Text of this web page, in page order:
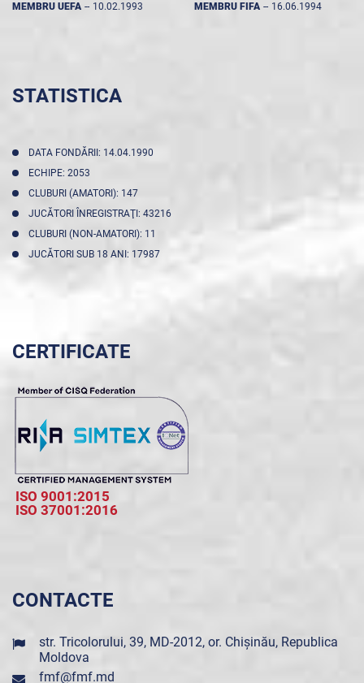
MEMBRU UEFA -- 10.02.1993 MEMBRU FIFA -- 16.06.1994
STATISTICA
DATA FONDĂRII: 14.04.1990
ECHIPE: 2053
CLUBURI (AMATORI): 147
JUCĂTORI ÎNREGISTRAŢI: 43216
CLUBURI (NON-AMATORI): 11
JUCĂTORI SUB 18 ANI: 17987
CERTIFICATE
ISO 9001:2015
ISO 37001:2016
CONTACTE
str. Tricolorului, 39, MD-2012, or. Chișinău, Republica
Moldova
fmf@fmf.md